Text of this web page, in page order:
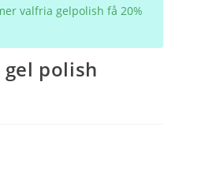
valfria gelpolish få 20%
polish